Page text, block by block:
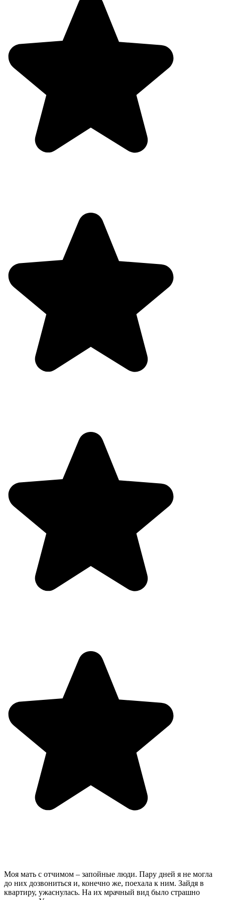
Моя мать с отчимом – запойные люди. Пару дней я не могла
до них дозвониться и, конечно же, поехала к ним. Зайдя в
квартиру, ужаснулась. На их мрачный вид было страшно